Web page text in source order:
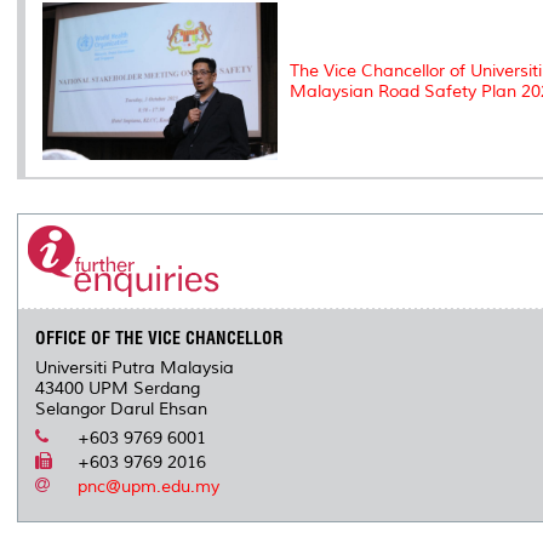
The Vice Chancellor of
Malaysian Road Safety Plan
OFFICE OF THE VICE CHANCELLOR
Universiti Putra Malaysia
43400 UPM Serdang
Selangor Darul Ehsan
+603 9769 6001
+603 9769 2016
pnc@upm.edu.my